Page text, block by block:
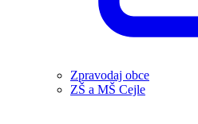
Zpravodaj obce
ZŠ a MŠ Cejle